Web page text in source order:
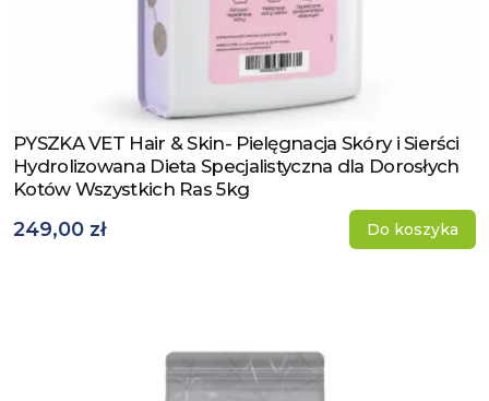
Zobacz produkt
PYSZKA VET Hair & Skin- Pielęgnacja Skóry i Sierści
Hydrolizowana Dieta Specjalistyczna dla Dorosłych
Kotów Wszystkich Ras 5kg
249,00 zł Do koszyka